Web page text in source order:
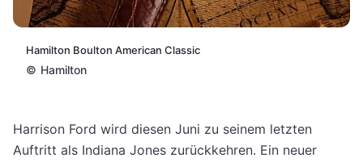
Hamilton Boulton American Classic
© Hamilton
Harrison Ford wird diesen Juni zu seinem letzten
Auftritt als Indiana Jones zurückkehren. Ein neuer